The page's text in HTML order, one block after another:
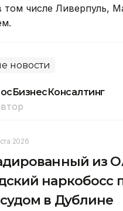
том числе Ливерпуль,
новости
2026
из
наркобосс
в Дублине